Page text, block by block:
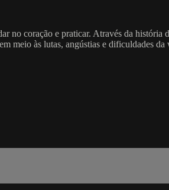
coração e praticar. Através da história
às lutas, angústias e dificuldades